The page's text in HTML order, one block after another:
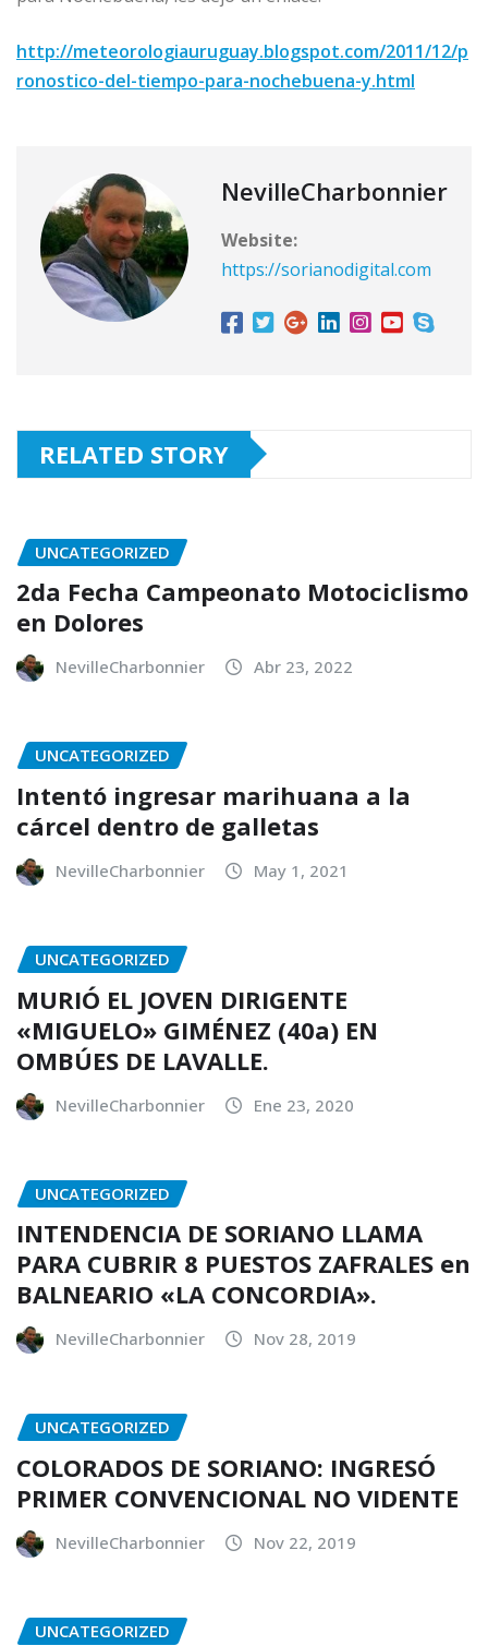
http://meteorologiauruguay.blogspot.com/2011/12/p
ronostico-del-tiempo-para-nochebuena-y.html
NevilleCharbonnier
Website:
https://sorianodigital.com
RELATED STORY
UNCATEGORIZED
2da Fecha Campeonato Motociclismo
en Dolores
NevilleCharbonnier Abr 23, 2022
UNCATEGORIZED
Intentó ingresar marihuana a la
cárcel dentro de galletas
NevilleCharbonnier May 1, 2021
UNCATEGORIZED
MURIÓ EL JOVEN DIRIGENTE
«MIGUELO» GIMÉNEZ (40a) EN
OMBÚES DE LAVALLE.
NevilleCharbonnier Ene 23, 2020
UNCATEGORIZED
INTENDENCIA DE SORIANO LLAMA
PARA CUBRIR 8 PUESTOS ZAFRALES en
BALNEARIO «LA CONCORDIA».
NevilleCharbonnier Nov 28, 2019
UNCATEGORIZED
COLORADOS DE SORIANO: INGRESÓ
PRIMER CONVENCIONAL NO VIDENTE
NevilleCharbonnier Nov 22, 2019
UNCATEGORIZED